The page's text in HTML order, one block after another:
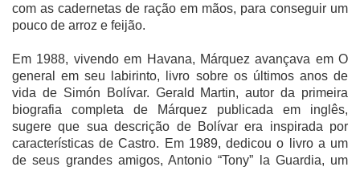
com as cadernetas de ração em mãos, para conseguir um
pouco de arroz e feijão.
Em 1988, vivendo em Havana, Márquez avançava em O
general em seu labirinto, livro sobre os últimos anos de
vida de Simón Bolívar. Gerald Martin, autor da primeira
biografia completa de Márquez publicada em inglês,
sugere que sua descrição de Bolívar era inspirada por
características de Castro. Em 1989, dedicou o livro a um
de seus grandes amigos, Antonio “Tony” la Guardia, um